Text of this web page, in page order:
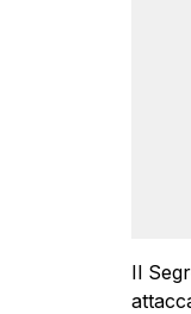
Il